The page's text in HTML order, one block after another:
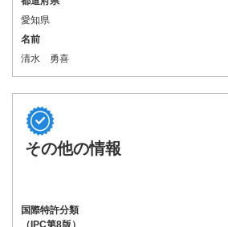
愛知県
名前
清水 勇喜
その他の情報
国際特許分類
（IPC第8版）